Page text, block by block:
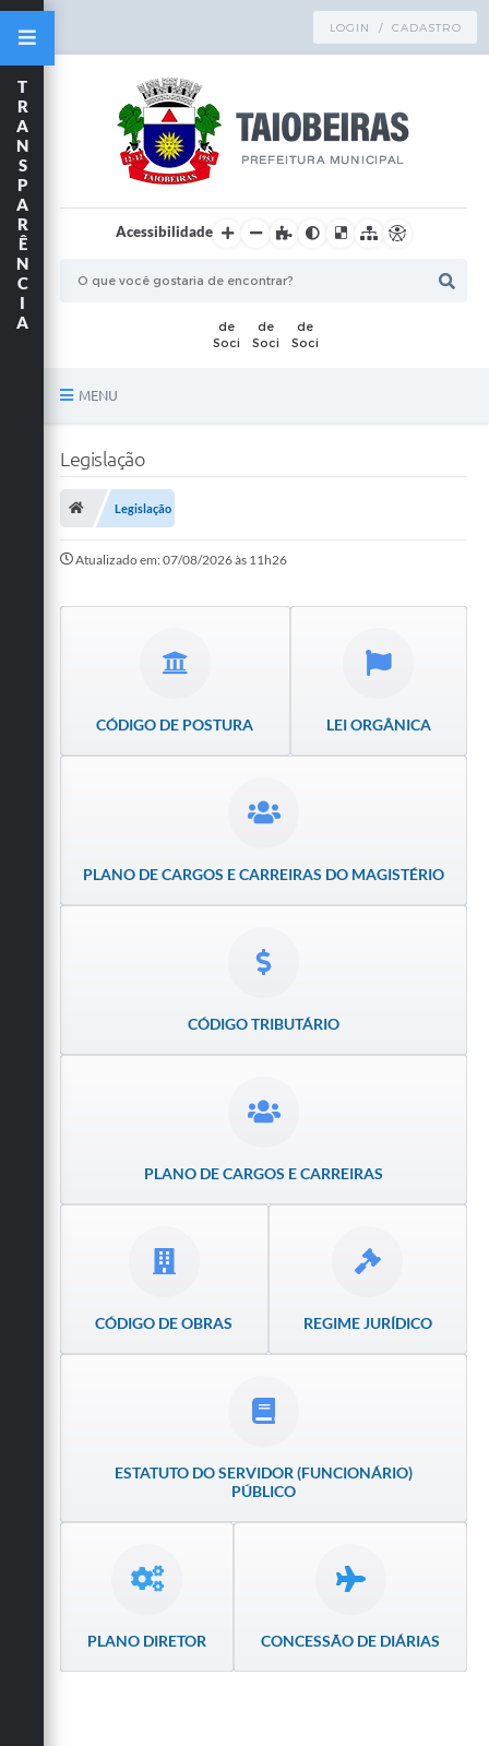
LOGIN / CADASTRO
Acessibilidade
MENU
TRANSPARÊNCIA
Publicações
Formulários
Galeria de Vídeos
Secretarias
T
R
A
N
S
P
A
R
Ê
N
C
I
A
Legislação
Legislação
Atualizado em: 07/08/2026 às 11h26
CÓDIGO DE POSTURA LEI ORGÂNICA
PLANO DE CARGOS E CARREIRAS DO MAGISTÉRIO
CÓDIGO TRIBUTÁRIO
PLANO DE CARGOS E CARREIRAS
CÓDIGO DE OBRAS REGIME JURÍDICO
ESTATUTO DO SERVIDOR (FUNCIONÁRIO)
PÚBLICO
PLANO DIRETOR CONCESSÃO DE DIÁRIAS